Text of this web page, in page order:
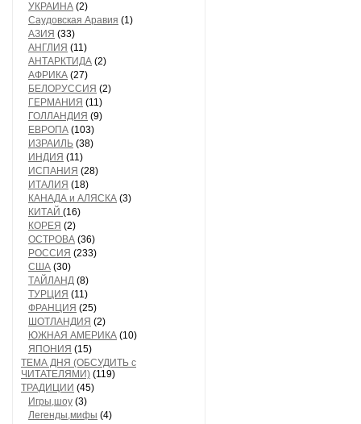
УКРАИНА (2)
Саудовская Аравия (1)
АЗИЯ (33)
АНГЛИЯ (11)
АНТАРКТИДА (2)
АФРИКА (27)
БЕЛОРУССИЯ (2)
ГЕРМАНИЯ (11)
ГОЛЛАНДИЯ (9)
ЕВРОПА (103)
ИЗРАИЛЬ (38)
ИНДИЯ (11)
ИСПАНИЯ (28)
ИТАЛИЯ (18)
КАНАДА и АЛЯСКА (3)
КИТАЙ (16)
КОРЕЯ (2)
ОСТРОВА (36)
РОССИЯ (233)
США (30)
ТАЙЛАНД (8)
ТУРЦИЯ (11)
ФРАНЦИЯ (25)
ШОТЛАНДИЯ (2)
ЮЖНАЯ АМЕРИКА (10)
ЯПОНИЯ (15)
ТЕМА ДНЯ (ОБСУДИТЬ с
ЧИТАТЕЛЯМИ) (119)
ТРАДИЦИИ (45)
Игры,шоу (3)
Легенды,мифы (4)